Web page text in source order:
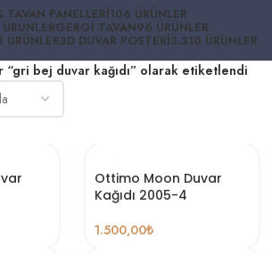
TAVAN PANELLERI106 ÜRÜNLER
GERGI TAVAN96 ÜRÜNLER
ÜRÜNLER3D DUVAR POSTERI3.310 ÜRÜNLER
“gri bej duvar kağıdı” olarak etiketlendi
Ottimo Moon Duvar
Kağıdı 2005-4
1.500,00₺